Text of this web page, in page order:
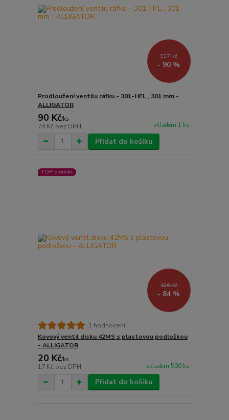
937 Kč
- 90 %
Prodloužení ventilu ráfku - 301-HFL , 301 mm -
ALLIGATOR
90 Kč/ks
74 Kč bez DPH skladem 1 ks
Přidat do košíku
TOP produkt
126 Kč
- 84 %
1 hodnocení
Kovový ventil disku 42MS s plastovou podložkou
- ALLIGATOR
20 Kč/ks
17 Kč bez DPH skladem 500 ks
Přidat do košíku